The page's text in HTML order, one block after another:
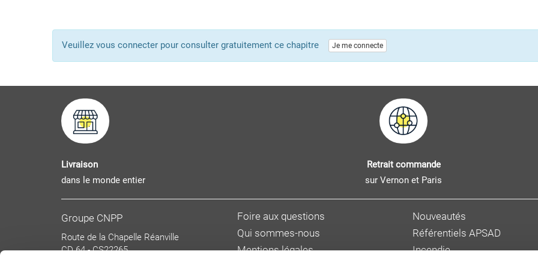
Veuillez vous connecter pour consulter gratuitement ce chapitre Je me connecte
Livraison
dans le monde entier
Retrait commande
sur Vernon et Paris
Groupe CNPP
Route de la Chapelle Réanville
CD 64 - CS22265
Foire aux questions
Qui sommes-nous
Mentions légales
Nouveautés
Référentiels APSAD
Incendie